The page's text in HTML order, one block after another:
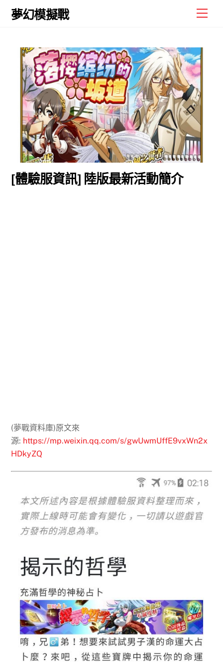
Skip
夢幻模擬戰
[體驗服資訊] 陸版最新活動簡介
(夢戰資料庫)原文來
源: https://mp.weixin.qq.com/s/gwUwmUffE9vxWn2x
HDkyZQ